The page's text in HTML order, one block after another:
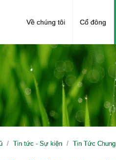
Về chúng tôi Cổ đông
Tin tức - Sự kiện Tin Tức Chung